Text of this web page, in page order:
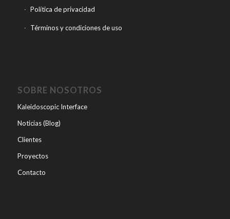
Política de privacidad
Términos y condiciones de uso
SOBRE NOSOTROS
Kaleidoscopic Interface
Noticias (Blog)
Clientes
Proyectos
Contacto